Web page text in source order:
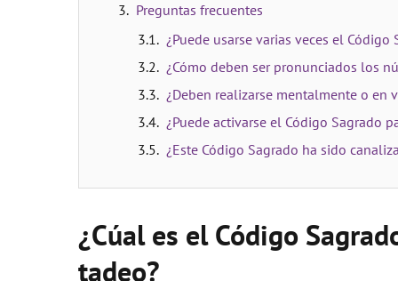
Preguntas frecuentes
¿Puede usarse varias veces el
¿Cómo deben ser pronunciados los
¿Deben realizarse mentalmente o en
¿Puede activarse el Código Sagrado
¿Este Código Sagrado ha sido
¿Cúal es el Código
tadeo?